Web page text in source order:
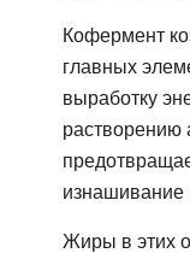
Кофермент
главных
выработку
растворению
изнашивание
Жиры в этих